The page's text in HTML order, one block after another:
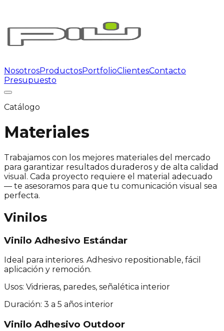
NosotrosProductosPortfolioClientesContacto
Presupuesto
Catálogo
Materiales
Trabajamos con los mejores materiales del mercado
para garantizar resultados duraderos y de alta calidad
visual. Cada proyecto requiere el material adecuado
— te asesoramos para que tu comunicación visual sea
perfecta.
Vinilos
Vinilo Adhesivo Estándar
Ideal para interiores. Adhesivo repositionable, fácil
aplicación y remoción.
Usos: Vidrieras, paredes, señalética interior
Duración: 3 a 5 años interior
Vinilo Adhesivo Outdoor